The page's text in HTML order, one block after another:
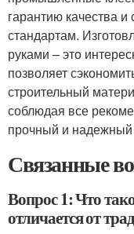
гарантию качества
стандартам.
руками – это
позволяет
строительный
соблюдая все
прочный и надежный
Связанные
Вопрос 1: Что
отличается от